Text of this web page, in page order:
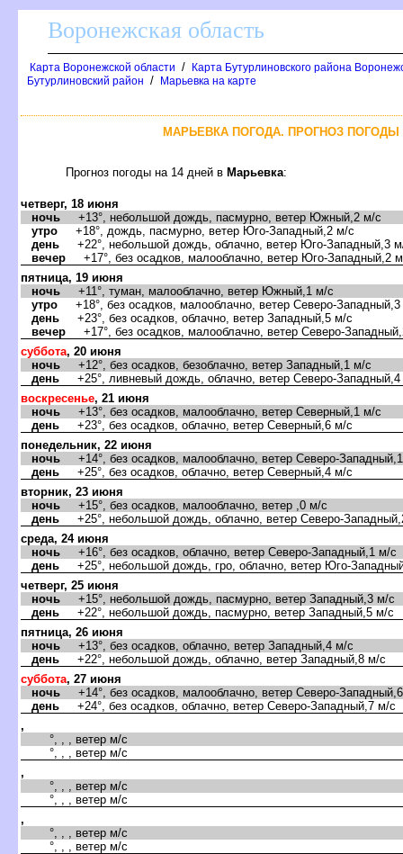
оронежская область
Карта Воронежской области /
Карта Бутурлиновского района
Бутурлиновский район / Марьевка на карте
МАРЬЕВКА ПОГОДА. ПРОГНОЗ
Прогноз погоды на 14 дней Марьевка:
четверг, 18 июня
ночь +13°, небольшой дождь, пасмурно, ветер Южный,2 м/с
утро +18°, дождь, пасмурно, ветер Юго-Западный,2 м/с
день +22°, небольшой дождь, облачно, ветер Юго-Западный,3
ечер +17°, без осадков, малооблачно, ветер Юго-Западный,2
пятница, 19 июня
ночь +11°, туман, малооблачно, ветер Южный,1 м/с
утро +18°, без осадков, малооблачно, ветер Северо-
день +23°, без осадков, облачно, ветер Западный,5 м/с
ечер +17°, без осадков, малооблачно, ветер Северо-
суббота, 20 июня
ночь +12°, без осадков, безоблачно, ветер Западный,1 м/с
день +25°, ливневый дождь, облачно, ветер Северо-
оскресенье, 21 июня
ночь +13°, без осадков, малооблачно, ветер Северный,1 м/с
день +23°, без осадков, облачно, ветер Северный,6 м/с
понедельник, 22 июня
ночь +14°, без осадков, малооблачно, ветер Северо-
день +25°, без осадков, облачно, ветер Северный,4 м/с
торник, 23 июня
ночь +15°, без осадков, малооблачно, ветер ,0 м/с
день +25°, небольшой дождь, облачно, ветер Северо-
среда, 24 июня
ночь +16°, без осадков, облачно, ветер Северо-Западный,1 м/с
день +25°, небольшой дождь, гро, облачно, ветер Юго-
четверг, 25 июня
ночь +15°, небольшой дождь, пасмурно, ветер Западный,3 м/с
день +22°, небольшой дождь, пасмурно, ветер Западный,5 м/с
пятница, 26 июня
ночь +13°, без осадков, облачно, ветер Западный,4 м/с
день +22°, небольшой дождь, облачно, ветер Западный,8 м/с
суббота, 27 июня
ночь +14°, без осадков, малооблачно, ветер Северо-
день +24°, без осадков, облачно, ветер Северо-Западный,7 м/с
,
°, , , ветер м/с
°, , , ветер м/с
,
°, , , ветер м/с
°, , , ветер м/с
,
°, , , ветер м/с
°, , , ветер м/с